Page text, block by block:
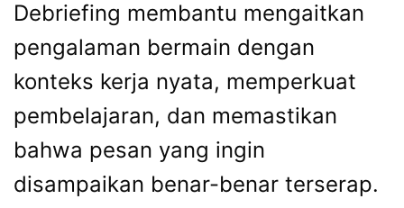
Debriefing membantu mengaitkan
pengalaman bermain dengan
konteks kerja nyata, memperkuat
pembelajaran, dan memastikan
bahwa pesan yang ingin
disampaikan benar-benar terserap.